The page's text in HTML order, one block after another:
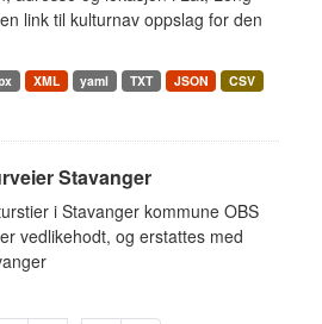
link til kulturnav oppslag for den
XML yaml TXT JSON
CSV
Stavanger
i Stavanger kommune OBS
vedlikehodt, og erstattes med